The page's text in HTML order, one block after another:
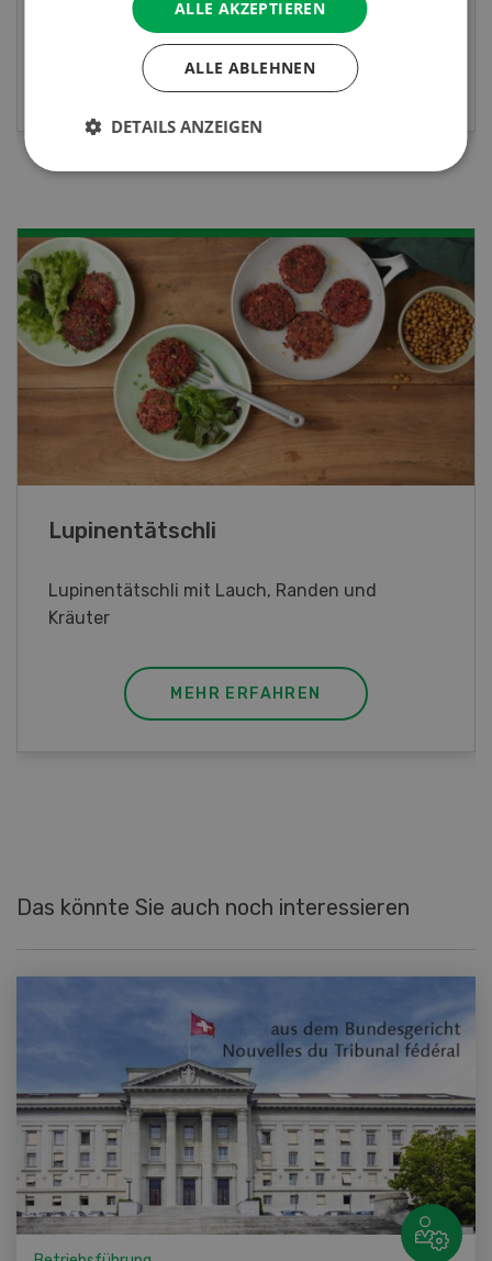
MEHR ZUR VERANSTALTUNG
Frühlingsrollen
Frühlingsrollen mit Poulet
MEHR ERFAHREN
Das könnte Sie auch noch interessieren
ALLE AKZEPTIEREN
ALLE ABLEHNEN
DETAILS ANZEIGEN